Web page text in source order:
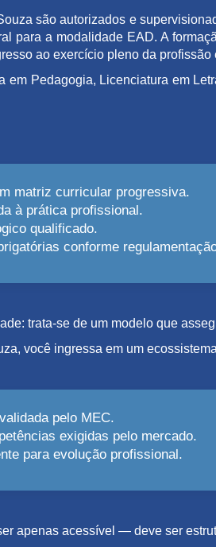
são autorizados e
para a modalidade EAD. A
ao exercício pleno da
em Pedagogia, Licenciatura em
matriz curricular progressiva.
à prática profissional.
qualificado.
conforme
trata-se de um modelo que
você ingressa em um
pelo MEC.
exigidas pelo mercado.
para evolução profissional.
apenas acessível — deve ser